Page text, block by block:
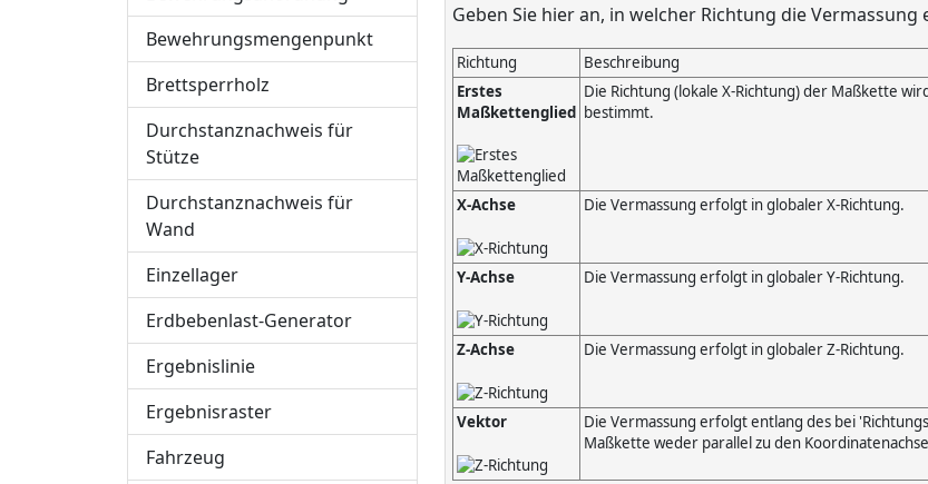
Bewehrungsmengenpunkt
Brettsperrholz
Durchstanznachweis für
Stütze
Durchstanznachweis für
Wand
Einzellager
Erdbebenlast-Generator
Ergebnislinie
Ergebnisraster
Fahrzeug
Geben Sie hier an, in welcher Richtung die
Richtung
Beschreibung
Erstes
Maßkettenglied
Die Richtung (lokale X-Richtung) der Maßkette
bestimmt.
X-Achse Die Vermassung erfolgt in globaler X-Richtung.
Y-Achse Die Vermassung erfolgt in globaler Y-Richtung.
Z-Achse Die Vermassung erfolgt in globaler Z-Richtung.
Vektor
Die Vermassung erfolgt entlang des bei
Maßkette weder parallel zu den